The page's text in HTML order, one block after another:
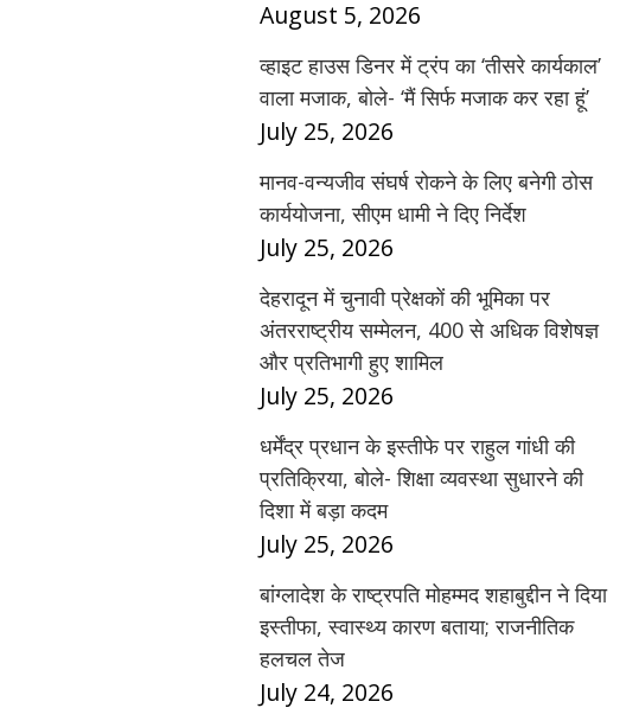
August 5, 2026
व्हाइट हाउस डिनर में ट्रंप का ‘तीसरे कार्यकाल’
वाला मजाक, बोले- ‘मैं सिर्फ मजाक कर रहा हूं’
July 25, 2026
मानव-वन्यजीव संघर्ष रोकने के लिए बनेगी ठोस
कार्ययोजना, सीएम धामी ने दिए निर्देश
July 25, 2026
देहरादून में चुनावी प्रेक्षकों की भूमिका पर
अंतरराष्ट्रीय सम्मेलन, 400 से अधिक विशेषज्ञ
और प्रतिभागी हुए शामिल
July 25, 2026
धर्मेंद्र प्रधान के इस्तीफे पर राहुल गांधी की
प्रतिक्रिया, बोले- शिक्षा व्यवस्था सुधारने की
दिशा में बड़ा कदम
July 25, 2026
बांग्लादेश के राष्ट्रपति मोहम्मद शहाबुद्दीन ने दिया
इस्तीफा, स्वास्थ्य कारण बताया; राजनीतिक
हलचल तेज
July 24, 2026